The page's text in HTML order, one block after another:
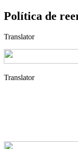
Política de
Translator
Translator